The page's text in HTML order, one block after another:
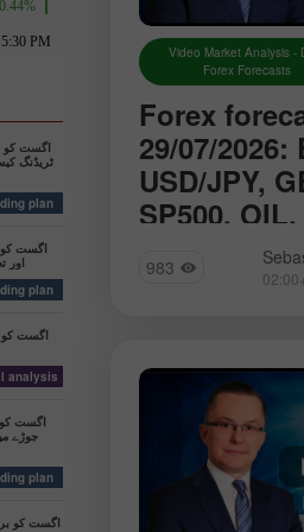
Video Market Analysis -
Forex Forecasts
Forex
29/07/2026:
USD/JPY,
SP500,
We introduce you
section of Forex
forecasts
983
ٹریڈنگ
plan
اور
plan
analysis
جوڑے
plan